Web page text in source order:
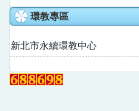
環教專區
新北市永續環教中心